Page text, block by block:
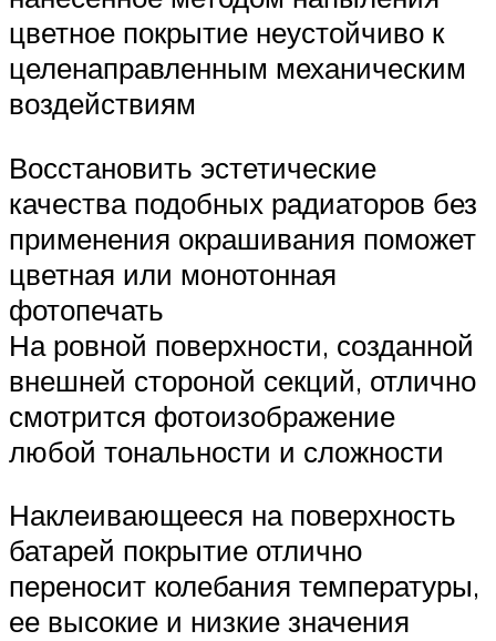
цветное покрытие неустойчиво к
целенаправленным механическим
воздействиям
Восстановить эстетические
качества подобных радиаторов без
применения окрашивания поможет
цветная или монотонная
фотопечать
На ровной поверхности, созданной
внешней стороной секций, отлично
смотрится фотоизображение
любой тональности и сложности
Наклеивающееся на поверхность
батарей покрытие отлично
переносит колебания температуры,
ее высокие и низкие значения